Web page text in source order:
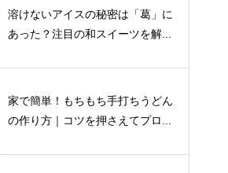
溶けないアイスの秘密は「葛」に
あった？注目の和スイーツを解...
家で簡単！もちもち手打ちうどん
の作り方｜コツを押さえてプロ...